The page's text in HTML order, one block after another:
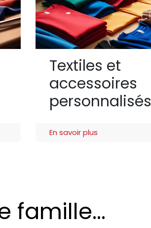
Textiles et
accessoires
personnalisés
En savoir plus
famille...